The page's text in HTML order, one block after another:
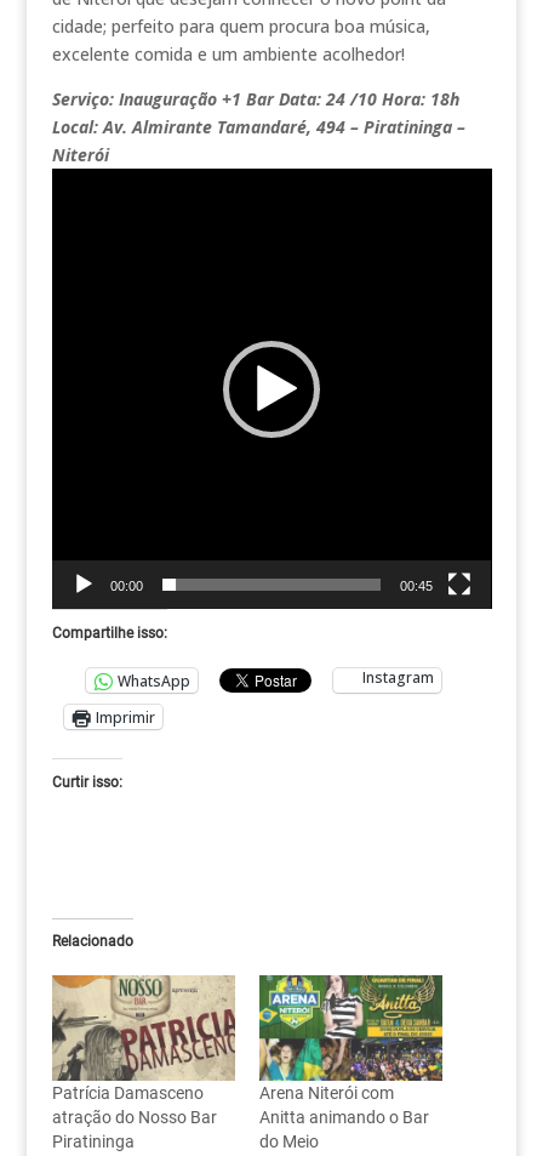
cidade; perfeito para quem procura boa música,
excelente comida e um ambiente acolhedor!
Serviço: Inauguração +1 Bar Data: 24 /10 Hora: 18h
Local: Av. Almirante Tamandaré, 494 – Piratininga –
Niterói
00:00 00:45
Compartilhe isso:
WhatsApp
Instagram
Imprimir
Curtir isso:
Relacionado
Patrícia Damasceno
atração do Nosso Bar
Piratininga
Arena Niterói com
Anitta animando o Bar
do Meio